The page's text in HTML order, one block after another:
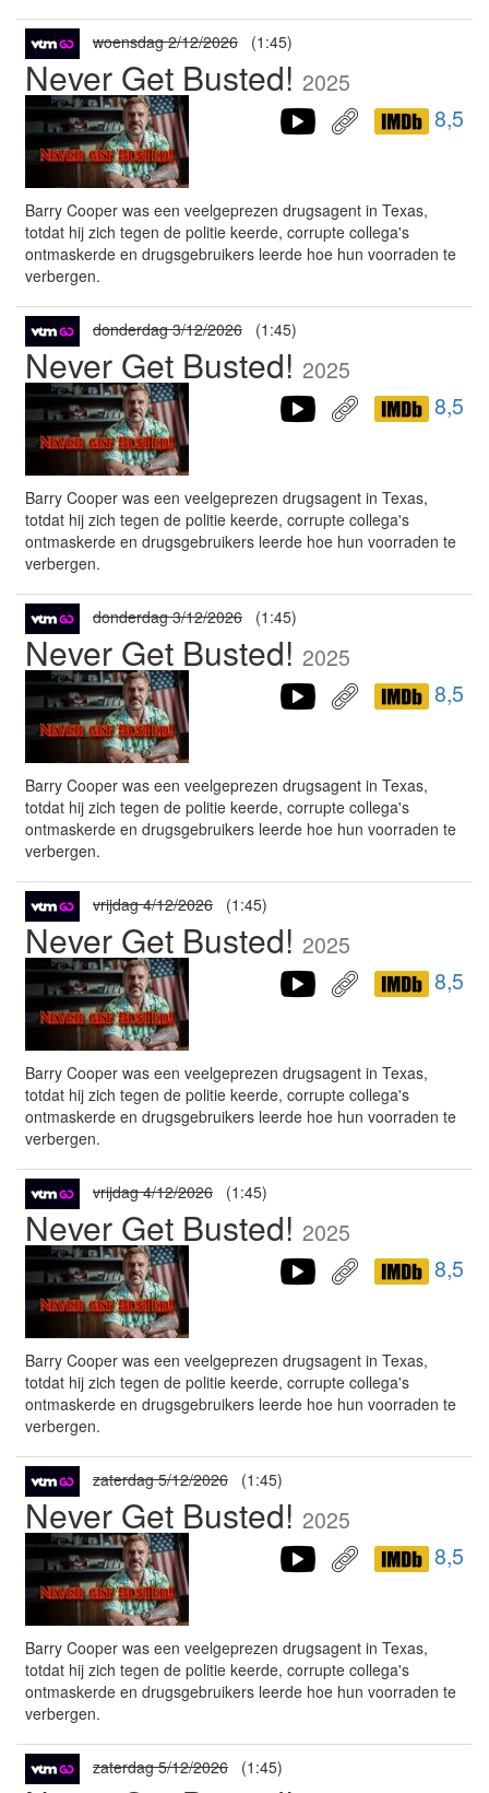
woensdag 2/12/2026 (1:45)
Never Get Busted! 2025
8,5
Barry Cooper was een veelgeprezen drugsagent in Texas,
totdat hij zich tegen de politie keerde, corrupte collega's
ontmaskerde en drugsgebruikers leerde hoe hun voorraden te
verbergen.
donderdag 3/12/2026 (1:45)
Never Get Busted! 2025
8,5
Barry Cooper was een veelgeprezen drugsagent in Texas,
totdat hij zich tegen de politie keerde, corrupte collega's
ontmaskerde en drugsgebruikers leerde hoe hun voorraden te
verbergen.
donderdag 3/12/2026 (1:45)
Never Get Busted! 2025
8,5
Barry Cooper was een veelgeprezen drugsagent in Texas,
totdat hij zich tegen de politie keerde, corrupte collega's
ontmaskerde en drugsgebruikers leerde hoe hun voorraden te
verbergen.
vrijdag 4/12/2026 (1:45)
Never Get Busted! 2025
8,5
Barry Cooper was een veelgeprezen drugsagent in Texas,
totdat hij zich tegen de politie keerde, corrupte collega's
ontmaskerde en drugsgebruikers leerde hoe hun voorraden te
verbergen.
vrijdag 4/12/2026 (1:45)
Never Get Busted! 2025
8,5
Barry Cooper was een veelgeprezen drugsagent in Texas,
totdat hij zich tegen de politie keerde, corrupte collega's
ontmaskerde en drugsgebruikers leerde hoe hun voorraden te
verbergen.
zaterdag 5/12/2026 (1:45)
Never Get Busted! 2025
8,5
Barry Cooper was een veelgeprezen drugsagent in Texas,
totdat hij zich tegen de politie keerde, corrupte collega's
ontmaskerde en drugsgebruikers leerde hoe hun voorraden te
verbergen.
zaterdag 5/12/2026 (1:45)